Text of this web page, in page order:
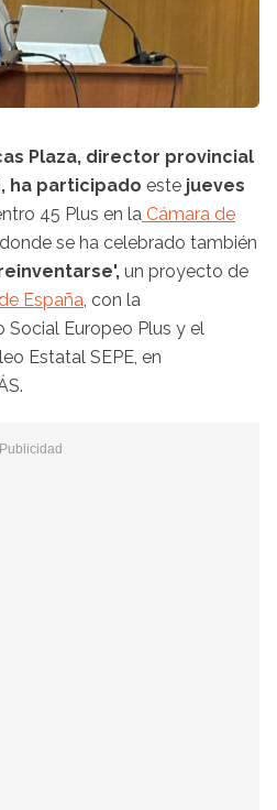
Plaza, director provincial
ha participado este jueves
45 Plus en la Cámara de
donde se ha celebrado también
un proyecto de
España, con la
Social Europeo Plus y el
Estatal SEPE, en